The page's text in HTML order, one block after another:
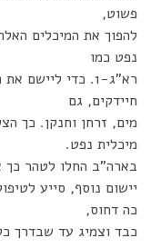
פשוט,
להפוך את המיכלים
נפט כמו
רא"ג-1. כדי
חיידקים, גם
מים, זרחן וחנקן. כך
מיכלית נפט.
בארה"ב החלו לטהר כך
יישום נוסף, סייע
כה דחוס,
כבד וצמיג עד שבדרך